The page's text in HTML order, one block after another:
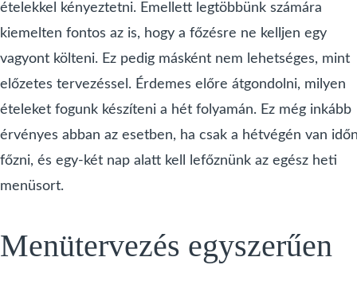
ételekkel kényeztetni. Emellett legtöbbünk számára
kiemelten fontos az is, hogy a főzésre ne kelljen egy
vagyont költeni. Ez pedig másként nem lehetséges, mint
előzetes tervezéssel. Érdemes előre átgondolni, milyen
ételeket fogunk készíteni a hét folyamán. Ez még inkább
érvényes abban az esetben, ha csak a hétvégén van
főzni, és egy-két nap alatt kell lefőznünk az egész heti
menüsort.
Menütervezés egyszerűen